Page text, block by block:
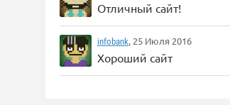
Отличный сайт!
infobank, 25 Июля 2016
Хороший сайт